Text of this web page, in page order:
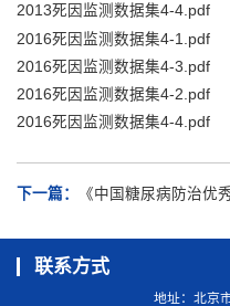
2013死因监测数据集4-4.pdf
2016死因监测数据集4-1.pdf
2016死因监测数据集4-3.pdf
2016死因监测数据集4-2.pdf
2016死因监测数据集4-4.pdf
下一篇： 《中国糖尿病防治优
联系方式
地址：北京